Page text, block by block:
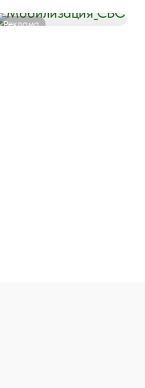
Реклама